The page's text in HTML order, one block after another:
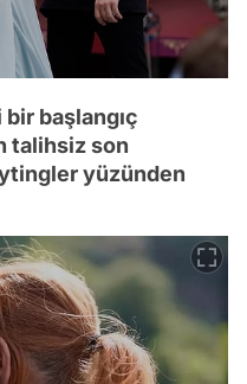
başlangıç
talihsiz son
yüzünden